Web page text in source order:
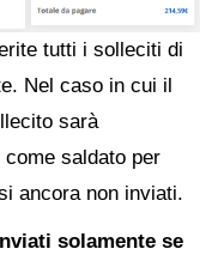
tutti i solleciti di
Nel caso in cui il
sarà
saldato per
ancora non inviati.
solamente se